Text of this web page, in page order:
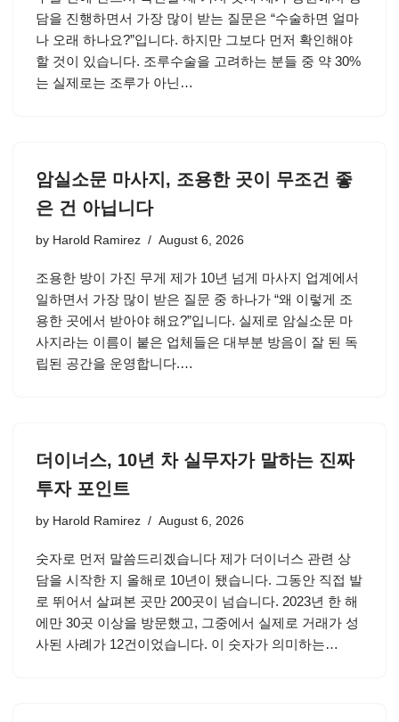
담을 진행하면서 가장 많이 받는 질문은 “수술하면 얼마
나 오래 하나요?”입니다. 하지만 그보다 먼저 확인해야
할 것이 있습니다. 조루수술을 고려하는 분들 중 약 30%
는 실제로는 조루가 아닌…
암실소문 마사지, 조용한 곳이 무조건 좋
은 건 아닙니다
by Harold Ramirez August 6, 2026
조용한 방이 가진 무게 제가 10년 넘게 마사지 업계에서
일하면서 가장 많이 받은 질문 중 하나가 “왜 이렇게 조
용한 곳에서 받아야 해요?”입니다. 실제로 암실소문 마
사지라는 이름이 붙은 업체들은 대부분 방음이 잘 된 독
립된 공간을 운영합니다.…
더이너스, 10년 차 실무자가 말하는 진짜
투자 포인트
by Harold Ramirez August 6, 2026
숫자로 먼저 말씀드리겠습니다 제가 더이너스 관련 상
담을 시작한 지 올해로 10년이 됐습니다. 그동안 직접 발
로 뛰어서 살펴본 곳만 200곳이 넘습니다. 2023년 한 해
에만 30곳 이상을 방문했고, 그중에서 실제로 거래가 성
사된 사례가 12건이었습니다. 이 숫자가 의미하는…